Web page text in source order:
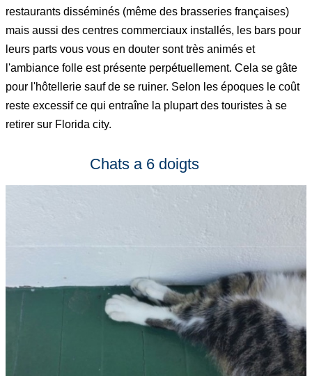
restaurants disséminés (même des brasseries françaises)
mais aussi des centres commerciaux installés, les bars pour
leurs parts vous vous en douter sont très animés et
l'ambiance folle est présente perpétuellement. Cela se gâte
pour l'hôtellerie sauf de se ruiner. Selon les époques le coût
reste excessif ce qui entraîne la plupart des touristes à se
retirer sur Florida city.
Chats a 6 doigts